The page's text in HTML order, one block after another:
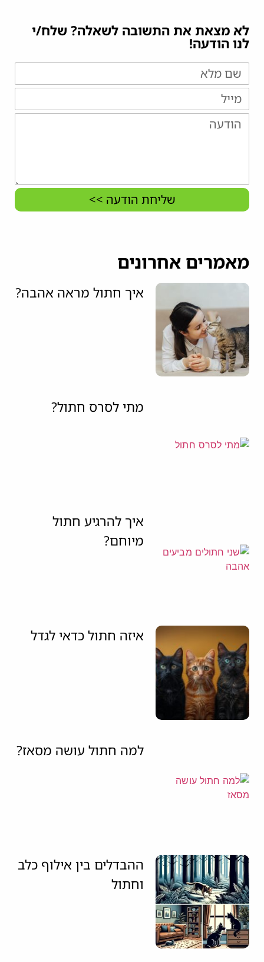
לא מצאת את התשובה לשאלה? שלח/י
לנו הודעה!
שליחת הודעה >>
מאמרים אחרונים
איך חתול מראה אהבה?
מתי לסרס חתול?
איך להרגיע חתול
מיוחם?
איזה חתול כדאי לגדל
למה חתול עושה מסאז?
ההבדלים בין אילוף כלב
וחתול